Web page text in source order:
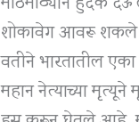
शोकावेग आवरू शकले
वतीने भारतातील
महान नेत्याच्या